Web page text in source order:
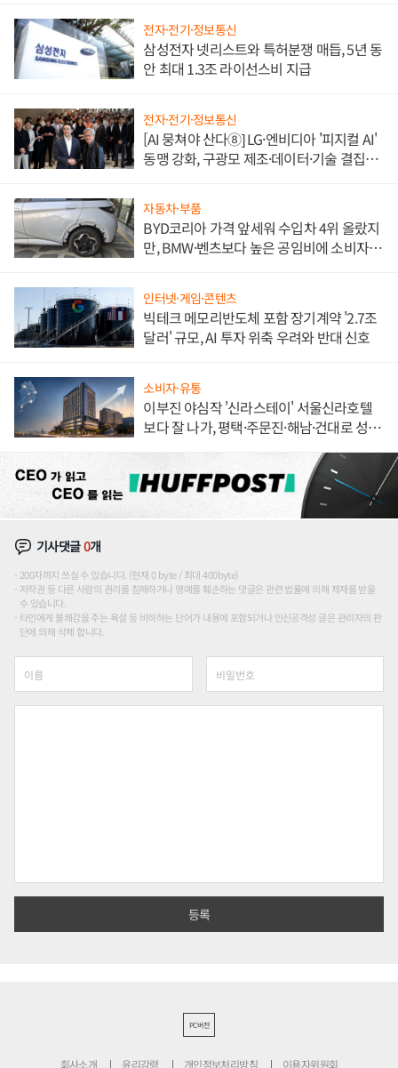
전자·전기·정보통신
삼성전자 넷리스트와 특허분쟁 매듭, 5년 동
안 최대 1.3조 라이선스비 지급
전자·전기·정보통신
[AI 뭉쳐야 산다⑧] LG·엔비디아 '피지컬 AI'
동맹 강화, 구광모 제조·데이터·기술 결집
자동차·부품
BYD코리아 가격 앞세워 수입차 4위 올랐지
만, BMW·벤츠보다 높은 공임비에 소비자
인터넷·게임·콘텐츠
빅테크 메모리반도체 포함 장기계약 '2.7조
달러' 규모, AI 투자 위축 우려와 반대 신호
소비자·유통
이부진 야심작 '신라스테이' 서울신라호텔
보다 잘 나가, 평택·주문진·해남·건대로 성
기사댓글0개
200자까지 쓰실 수 있습니다. (현재 0 byte / 최대 400byte)
저작권 등 다른 사람의 권리를 침해하거나 명예를 훼손하는 댓글은 관련 법률에 의해 제재를 받을
수 있습니다.
타인에게 불쾌감을 주는 욕설 등 비하하는 단어가 내용에 포함되거나 인신공격성 글은 관리자의 판
단에 의해 삭제 합니다.
PC버전
회사소개 윤리강령 개인정보처리방침 이용자위원회